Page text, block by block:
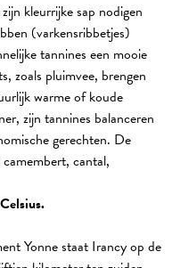
kleurrijke sap nodigen
(varkensribbetjes)
tannines een mooie
zoals pluimvee, brengen
warme of koude
zijn tannines balanceren
gerechten. De
cantal,
Yonne staat Irancy op de